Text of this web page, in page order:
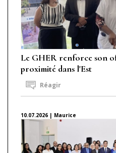
Le GHER renforce son
proximité dans l'Est
Réagir
10.07.2026 | Maurice